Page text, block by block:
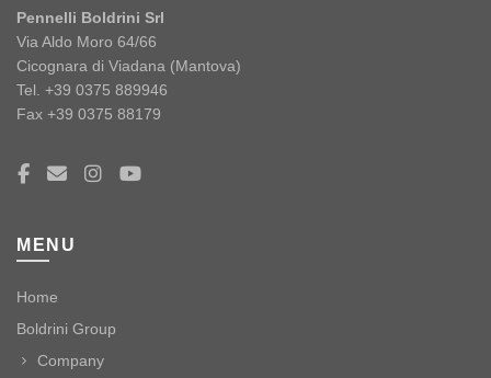
Pennelli Boldrini Srl
Via Aldo Moro 64/66
Cicognara di Viadana (Mantova)
Tel. +39 0375 889946
Fax +39 0375 88179
MENU
Home
Boldrini Group
Company